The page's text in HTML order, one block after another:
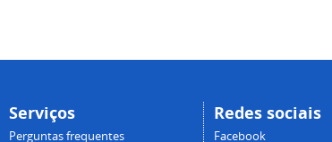
Serviços
Perguntas frequentes
Redes sociais
Facebook